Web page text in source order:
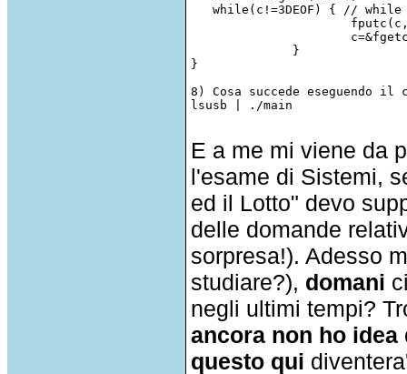
while(c!=3DEOF) { //
              }
}
8) Cosa succede eseguendo il
lsusb | ./main
E a me mi viene da
l'esame di Sistemi,
ed il Lotto" devo
delle domande
sorpresa!). Adesso
studiare?), domani
negli ultimi tempi?
ancora non ho
questo qui